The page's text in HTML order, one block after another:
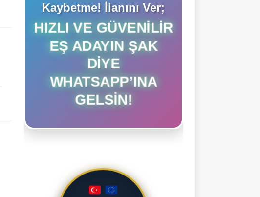
Kaybetme! İlanını Ver;
HIZLI VE GÜVENILIR
EŞ ADAYIN ŞAK
DIYE
WHATSAPP’INA
GELSIN!